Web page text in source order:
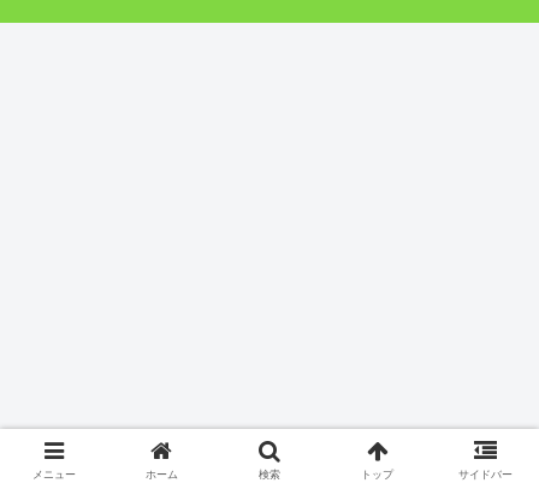
メニュー ホーム 検索 トップ サイドバー